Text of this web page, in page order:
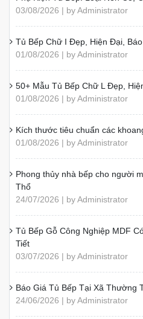
03/08/2026 | by Administrator
Tủ Bếp Chữ I Đẹp, Hiện Đại,
01/08/2026 | by Administrator
50+ Mẫu Tủ Bếp Chữ L Đẹp,
01/08/2026 | by Administrator
Kích thước tiêu chuẩn các
01/08/2026 | by Administrator
Phong thủy nhà bếp cho người
Thổ
24/07/2026 | by Administrator
Tủ Bếp Gỗ Công Nghiệp MDF
Tiết
03/07/2026 | by Administrator
Báo Giá Tủ Bếp Tại Xã Thường
24/06/2026 | by Administrator